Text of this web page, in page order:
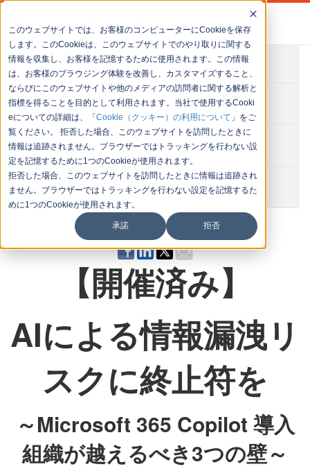
このウェブサイトでは、お客様のコンピューターにCookieを保存
します。このCookieは、このウェブサイトでのやり取りに関する
情報を収集し、お客様を記憶するために使用されます。この情報
は、お客様のブラウジング体験を改善し、カスタマイズすること、
ならびにこのウェブサイトや他のメディアの訪問者に関する解析と
指標を得ることを目的として利用されます。当社で使用するCooki
eについての詳細は、「 Cookie（クッキー）の利用について 」をご
覧ください。 拒否した場合、このウェブサイトを訪問したときに
情報は追跡されません。ブラウザーではトラッキングを行わない設
定を記憶するために1つのCookieが使用されます。
拒否した場合、このウェブサイトを訪問したときに情報は追跡され
ません。ブラウザーではトラッキングを行わない設定を記憶するた
めに1つのCookieが使用されます。
承諾 拒否
会社概要
お問い合わせ
セミナー一覧
イベント一覧
【開催済み】
AIによる情報漏洩リ
スクに終止符を
～Microsoft 365 Copilot 導入
組織が越えるべき3つの壁～